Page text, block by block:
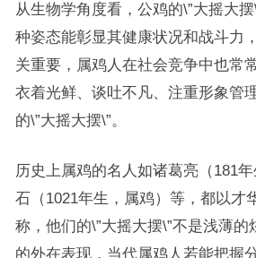
从生物学角度看，公鸡的\”大摇大
种姿态能彰显其健康状况和战斗力
关重要，属鸡人在社会竞争中也常
衣着光鲜、谈吐不凡、注重形象管
的\”大摇大摆\”。
历史上属鸡的名人如诸葛亮（181
石（1021年生，属鸡）等，都以才
称，他们的\”大摇大摆\”不是浅薄
的外在表现，当代属鸡人若能把握